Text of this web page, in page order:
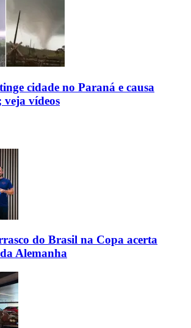
cidade no Paraná e causa
veja vídeos
do Brasil na Copa acerta
Alemanha